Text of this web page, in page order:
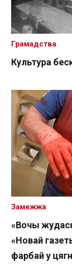
Культура
Грамадства
«Вочы
«Новай
фарбай у
Замежжа